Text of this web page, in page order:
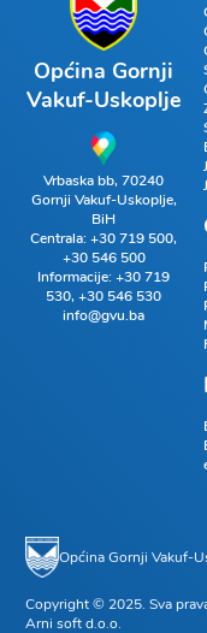
Općina Gornji
Vakuf-Uskoplje
Vrbaska bb, 70240
Gornji Vakuf-Uskoplje,
BiH
Centrala:+30 719 500,
+30 546 500
Informacije:+30 719
530,+30 546 530
info@gvu.ba
Općina Gornji Vakuf-
Copyright © 2025. Sva
Arni soft d.o.o.